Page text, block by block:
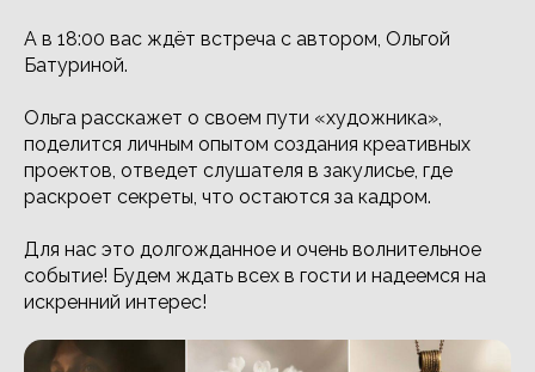
А в 18:00 вас ждёт встреча с автором, Ольгой
Батуриной.
Ольга расскажет о своем пути «художника»,
поделится личным опытом создания креативных
проектов, отведет слушателя в закулисье, где
раскроет секреты, что остаются за кадром.
Для нас это долгожданное и очень волнительное
событие! Будем ждать всех в гости и надеемся на
искренний интерес!